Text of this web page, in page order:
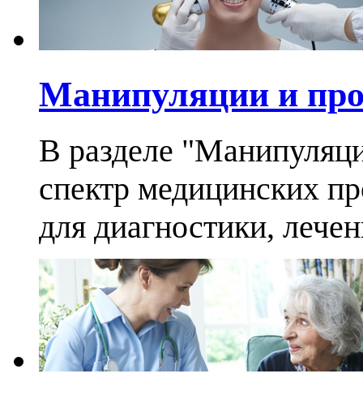
Манипуляции и
В разделе
спектр медицинских
для диагностики,